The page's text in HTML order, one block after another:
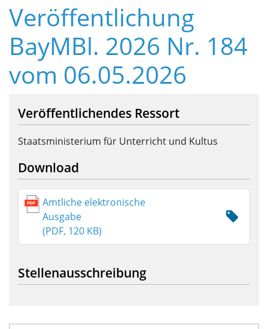
Veröffentlichung
BayMBl. 2026 Nr. 184
vom 06.05.2026
Veröffentlichendes Ressort
Staatsministerium für Unterricht und Kultus
Download
Amtliche elektronische
Ausgabe
(PDF, 120 KB)
Stellenausschreibung